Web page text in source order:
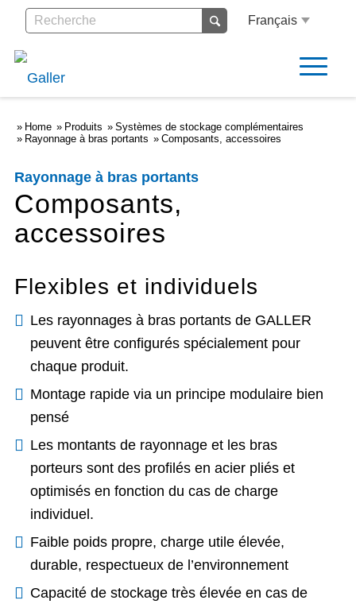
Français
Home Produits
Systèmes de stockage complémentaires
Rayonnage à bras portants
Composants, accessoires
Rayonnage à bras portants
Composants,
accessoires
Flexibles et individuels
Les rayonnages à bras portants de GALLER
peuvent être configurés spécialement pour
chaque produit.
Montage rapide via un principe modulaire bien
pensé
Les montants de rayonnage et les bras
porteurs sont des profilés en acier pliés et
optimisés en fonction du cas de charge
individuel.
Faible poids propre, charge utile élevée,
durable, respectueux de l’environnement
Capacité de stockage très élevée en cas de